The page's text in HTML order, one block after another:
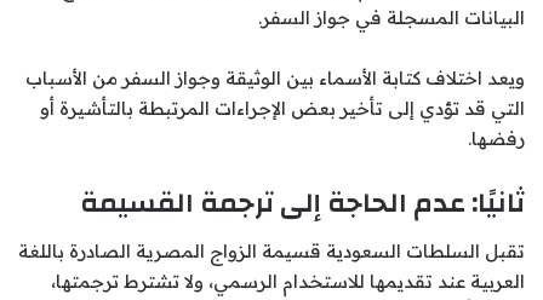
البيانات المسجلة في جواز السفر.
ويعد اختلاف كتابة الأسماء بين الوثيقة وجواز السفر من الأسباب
التي قد تؤدي إلى تأخير بعض الإجراءات المرتبطة بالتأشيرة أو
رفضها.
ثانيًا: عدم الحاجة إلى ترجمة القسيمة
تقبل السلطات السعودية قسيمة الزواج المصرية الصادرة باللغة
العربية عند تقديمها للاستخدام الرسمي، ولا تشترط ترجمتها،